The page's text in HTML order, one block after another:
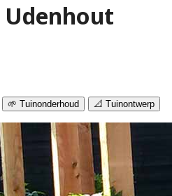
Udenhout
🌱 Tuinonderhoud 📐 Tuinontwerp